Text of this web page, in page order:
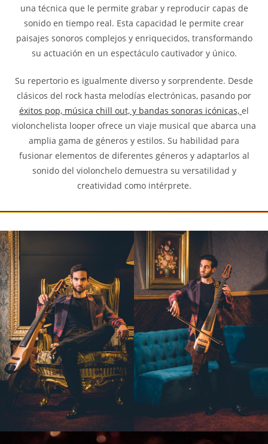
una técnica que le permite grabar y reproducir capas de
sonido en tiempo real. Esta capacidad le permite crear
paisajes sonoros complejos y enriquecidos, transformando
su actuación en un espectáculo cautivador y único.
Su repertorio es igualmente diverso y sorprendente. Desde
clásicos del rock hasta melodías electrónicas, pasando por
éxitos pop, música chill out, y bandas sonoras icónicas, el
violonchelista looper ofrece un viaje musical que abarca una
amplia gama de géneros y estilos. Su habilidad para
fusionar elementos de diferentes géneros y adaptarlos al
sonido del violonchelo demuestra su versatilidad y
creatividad como intérprete.